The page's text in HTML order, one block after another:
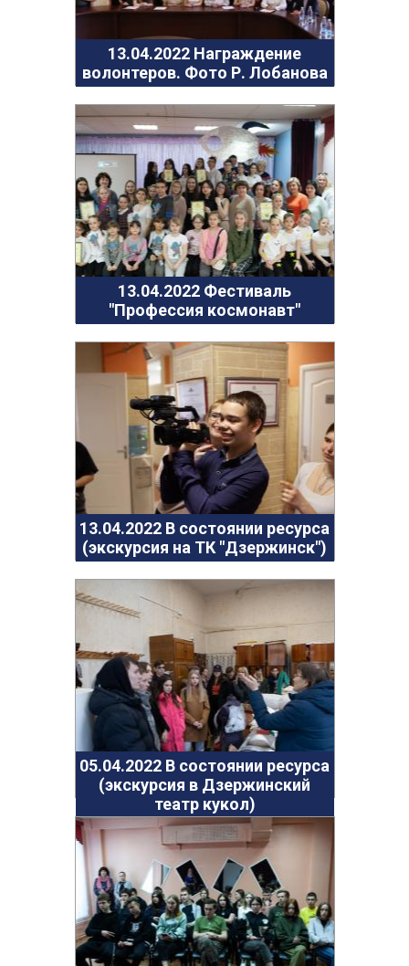
18.04.2022 Экскурсия в пожарную часть г.
17.04.2022 Военно-патриотический слёт "Эстафета
13.04.2022 Награждение волонтеров. Фото Р.
Лобанова
13.04.2022 Фестиваль "Профессия космонавт"
13.04.2022 В состоянии ресурса (экскурсия на ТК
"Дзержинск")
05.04.2022 В состоянии ресурса (экскурсия в
Дзержинский театр кукол)
30.03.2022 Большая психологическая игра
"Территория успеха" (3 часть)
24.03.2022 Большая психологическая игра
"Территория успеха" (2 часть)
16.03.2022 Большая психологическая игра
"Территория успеха"
06.03.2022 Масленица на территории парка
03.03.2022 Масленица в клубе Бригантина
27.02.2022 Мальчишник - 2022
22.02.2022 Проект "Цифровая культура". Дагестан
27.01.2022 Большая психологическаяигра "Мир
открытых дверей"
25.01.2022 Проект "Цифровая культура".
Бошкортостан
24.12.2021 Городская развлекательная программа
в парке "Утиное озеро"
Талантливая молодежь 2021
26.11.2021 Лаборатория профессий. Часть 2
21.10.2021 Занятие по финансовой грамотности
24.11.2021 Лаборатория профессии
17.11.2021 Межведомственная беседа
"Подросток и закон"
03.10.2021 Туристический слёт
16.09.2021 Веселые старты. Стадион "Пионер"
11.09.2021 Поэтическая площадка "Послушайте!"
20.01.2019 Дорога к радости - сияние Рождества
11.02.2019 Патриотический вечер «Афганские
страницы»
25.10.2018 "Квартирник на Ленкома"
13.04.2022 Награждение
волонтеров. Фото Р. Лобанова
13.04.2022 Фестиваль
"Профессия космонавт"
13.04.2022 В состоянии ресурса
(экскурсия на ТК "Дзержинск")
05.04.2022 В состоянии ресурса
(экскурсия в Дзержинский
театр кукол)